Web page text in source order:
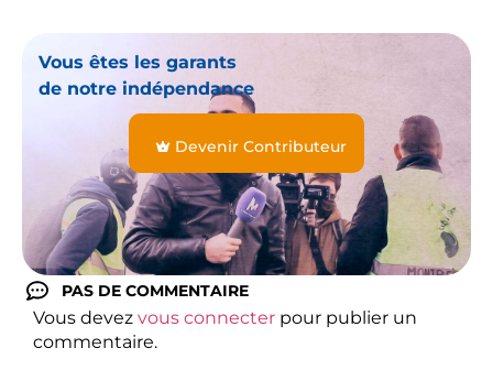
Vous êtes les garants
de notre indépendance
Devenir Contributeur
PAS DE COMMENTAIRE
Vous devez vous connecter pour publier un
commentaire.